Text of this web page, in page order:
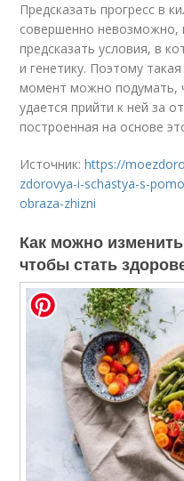
Предсказать прогресс в
совершенно
предсказать условия, в
и генетику. Поэтому
момент можно подумать,
удается прийти к ней за
построенная на основе
Источник:https://
zdorovya-i-schastya-s-
obraza-zhizni
Как можно
чтобы стать